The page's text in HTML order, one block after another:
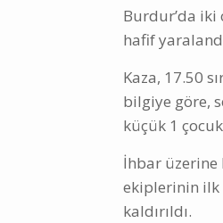
Burdur’da iki
hafif
Kaza, 17.50
bilgiye göre,
küçük 1
İhbar üzerine
ekiplerinin ilk
kaldırıldı.